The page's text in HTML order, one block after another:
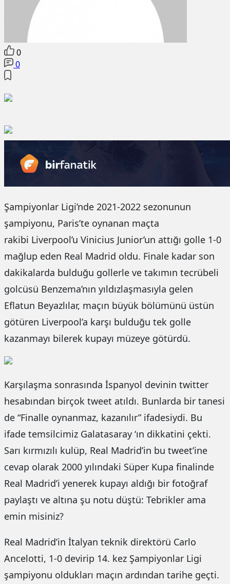
0
0
Şampiyonlar Ligi’nde 2021-2022 sezonunun
şampiyonu, Paris’te oynanan maçta
rakibi Liverpool’u Vinicius Junior’un attığı golle 1-0
mağlup eden Real Madrid oldu. Finale kadar son
dakikalarda bulduğu gollerle ve takımın tecrübeli
golcüsü Benzema’nın yıldızlaşmasıyla gelen
Eflatun Beyazlılar, maçın büyük bölümünü üstün
götüren Liverpool’a karşı bulduğu tek golle
kazanmayı bilerek kupayı müzeye götürdü.
Karşılaşma sonrasında İspanyol devinin twitter
hesabından birçok tweet atıldı. Bunlarda bir tanesi
de “Finalle oynanmaz, kazanılır” ifadesiydi. Bu
ifade temsilcimiz Galatasaray ‘ın dikkatini çekti.
Sarı kırmızılı kulüp, Real Madrid’in bu tweet’ine
cevap olarak 2000 yılındaki Süper Kupa finalinde
Real Madrid’i yenerek kupayı aldığı bir fotoğraf
paylaştı ve altına şu notu düştü: Tebrikler ama
emin misiniz?
Real Madrid’in İtalyan teknik direktörü Carlo
Ancelotti, 1-0 devirip 14. kez Şampiyonlar Ligi
şampiyonu oldukları maçın ardından tarihe geçti.